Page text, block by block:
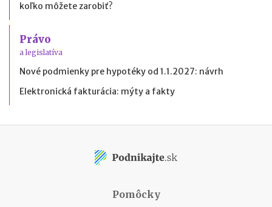
koľko môžete zarobiť?
Právo
a legislatíva
Nové podmienky pre hypotéky od 1.1.2027: návrh
Elektronická fakturácia: mýty a fakty
Pomôcky